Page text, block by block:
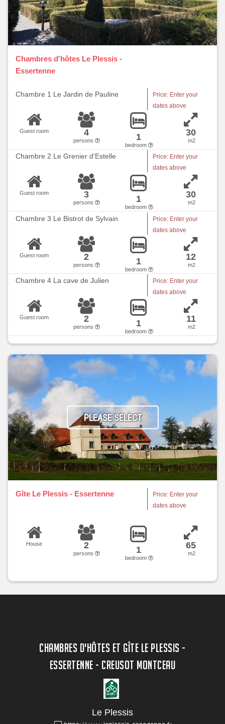
Chambres d'hôtes Le Plessis -
Essertenne
Chambre 1 Le Jardin de Pauline
Price: Enter your
dates above
Guest room 4
persons 1
bedroom
30
m2
Chambre 2 Le Grenier d'Estelle
Price: Enter your
dates above
Guest room 3
persons 1
bedroom
30
m2
Chambre 3 Le Bistrot de Sylvain
Price: Enter your
dates above
Guest room 2
persons 1
bedroom
12
m2
Chambre 4 La cave de Julien
Price: Enter your
dates above
Guest room 2
persons 1
bedroom
11
m2
PLEASE SELECT
Gîte Le Plessis - Essertenne
Price: Enter your
dates above
House 2
persons 1
bedroom
65
m2
CHAMBRES D'HÔTES ET GÎTE LE PLESSIS -
ESSERTENNE - CREUSOT MONTCEAU
Le Plessis